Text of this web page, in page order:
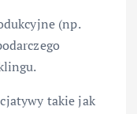
(np.
takie jak